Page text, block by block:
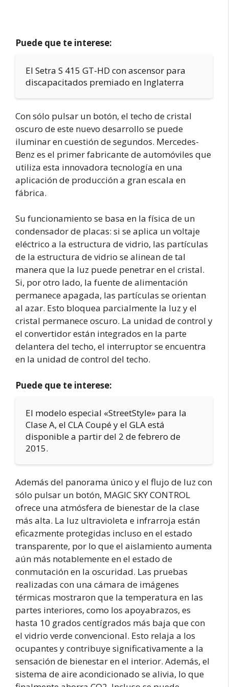
Puede que te interese:
El Setra S 415 GT-HD con ascensor para
discapacitados premiado en Inglaterra
Con sólo pulsar un botón, el techo de cristal
oscuro de este nuevo desarrollo se puede
iluminar en cuestión de segundos. Mercedes-
Benz es el primer fabricante de automóviles que
utiliza esta innovadora tecnología en una
aplicación de producción a gran escala en
fábrica.
Su funcionamiento se basa en la física de un
condensador de placas: si se aplica un voltaje
eléctrico a la estructura de vidrio, las partículas
de la estructura de vidrio se alinean de tal
manera que la luz puede penetrar en el cristal.
Si, por otro lado, la fuente de alimentación
permanece apagada, las partículas se orientan
al azar. Esto bloquea parcialmente la luz y el
cristal permanece oscuro. La unidad de control y
el convertidor están integrados en la parte
delantera del techo, el interruptor se encuentra
en la unidad de control del techo.
Puede que te interese:
El modelo especial «StreetStyle» para la
Clase A, el CLA Coupé y el GLA está
disponible a partir del 2 de febrero de
2015.
Además del panorama único y el flujo de luz con
sólo pulsar un botón, MAGIC SKY CONTROL
ofrece una atmósfera de bienestar de la clase
más alta. La luz ultravioleta e infrarroja están
eficazmente protegidas incluso en el estado
transparente, por lo que el aislamiento aumenta
aún más notablemente en el estado de
conmutación en la oscuridad. Las pruebas
realizadas con una cámara de imágenes
térmicas mostraron que la temperatura en las
partes interiores, como los apoyabrazos, es
hasta 10 grados centígrados más baja que con
el vidrio verde convencional. Esto relaja a los
ocupantes y contribuye significativamente a la
sensación de bienestar en el interior. Además, el
sistema de aire acondicionado se alivia, lo que